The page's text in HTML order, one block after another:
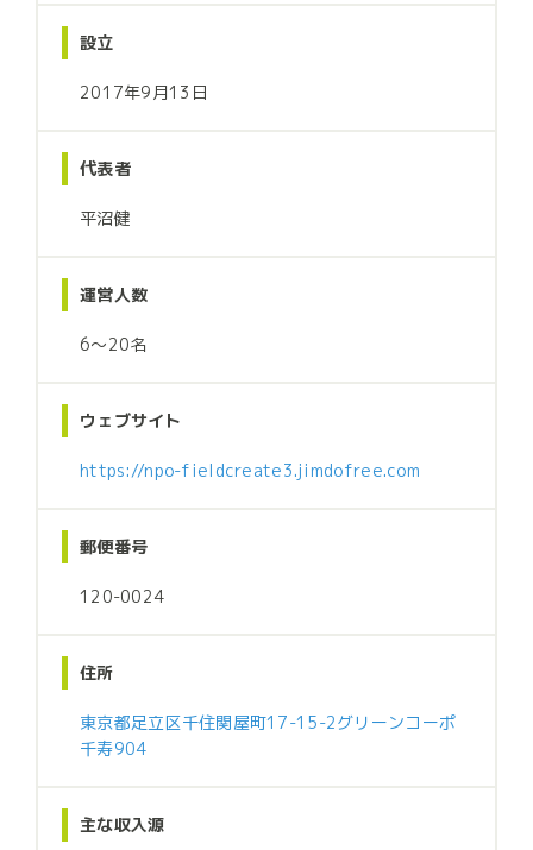
設立
2017年9月13日
代表者
平沼健
運営人数
6〜20名
ウェブサイト
https://npo-fieldcreate3.jimdofree.com
郵便番号
120-0024
住所
東京都足立区千住関屋町17-15-2グリーンコーポ
千寿904
主な収入源